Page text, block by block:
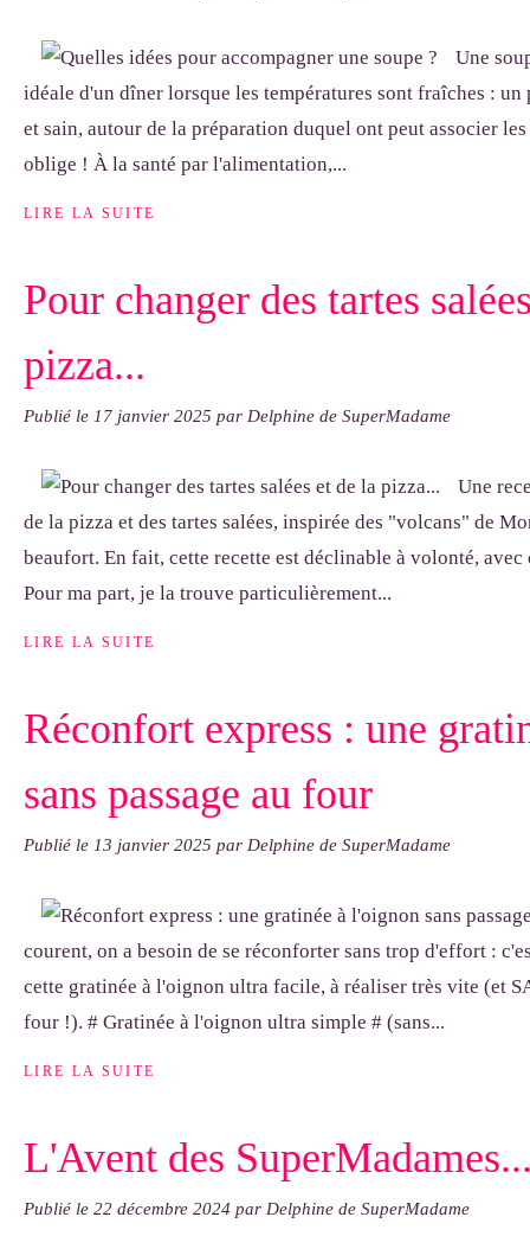
Une
idéale d'un dîner lorsque les températures sont fraîches :
et sain, autour de la préparation duquel ont peut associer
oblige ! À la santé par l'alimentation,...
LIRE LA SUITE
Pour changer des tartes
pizza...
Publié le 17 janvier 2025 par Delphine de SuperMadame
Une
de la pizza et des tartes salées, inspirée des "volcans" de
beaufort. En fait, cette recette est déclinable à volonté, avec
Pour ma part, je la trouve particulièrement...
LIRE LA SUITE
Réconfort express : une
sans passage au four
Publié le 13 janvier 2025 par Delphine de SuperMadame
courent, on a besoin de se réconforter sans trop d'effort :
cette gratinée à l'oignon ultra facile, à réaliser très vite (et
four !). # Gratinée à l'oignon ultra simple # (sans...
LIRE LA SUITE
L'Avent des
Publié le 22 décembre 2024 par Delphine de SuperMadame